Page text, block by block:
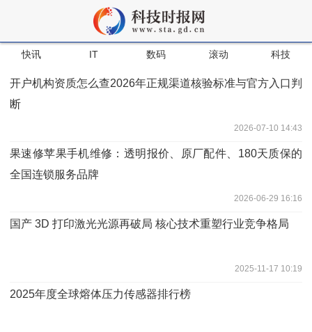
快讯 IT 数码 滚动 科技
开户机构资质怎么查2026年正规渠道核验标准与官方入口判
断
2026-07-10 14:43
果速修苹果手机维修：透明报价、原厂配件、180天质保的
全国连锁服务品牌
2026-06-29 16:16
国产 3D 打印激光光源再破局 核心技术重塑行业竞争格局
2025-11-17 10:19
2025年度全球熔体压力传感器排行榜